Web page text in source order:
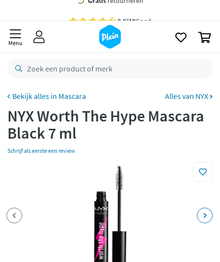
Bestelling uiterlijkmaandag
retourneren
Betaal met Klarna
Menu
Mascara Alles van NYX
NYX Worth The Hype Mascara
Black 7 ml
Schrijf als eerste een review